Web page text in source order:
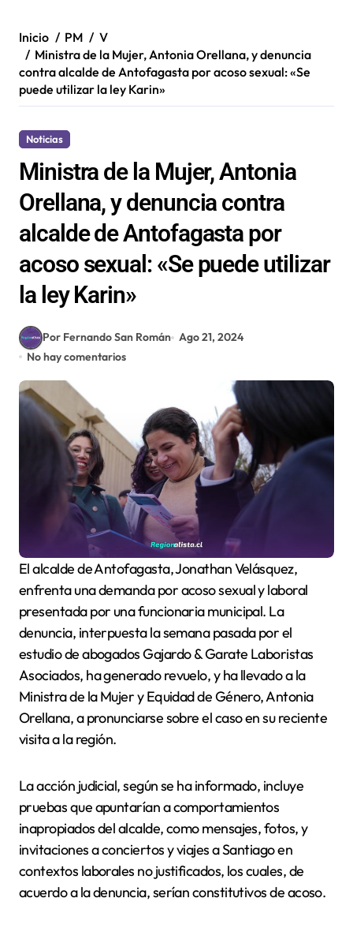
Inicio PM
V
Ministra de la Mujer, Antonia Orellana, y denuncia
contra alcalde de Antofagasta por acoso sexual: «Se
puede utilizar la ley Karin»
Noticias
Ministra de la Mujer, Antonia
Orellana, y denuncia contra
alcalde de Antofagasta por
acoso sexual: «Se puede utilizar
la ley Karin»
Por Fernando San Román Ago 21, 2024
No hay comentarios
El alcalde de Antofagasta, Jonathan Velásquez,
enfrenta una demanda por acoso sexual y laboral
presentada por una funcionaria municipal. La
denuncia, interpuesta la semana pasada por el
estudio de abogados Gajardo & Garate Laboristas
Asociados, ha generado revuelo, y ha llevado a la
Ministra de la Mujer y Equidad de Género, Antonia
Orellana, a pronunciarse sobre el caso en su reciente
visita a la región.
La acción judicial, según se ha informado, incluye
pruebas que apuntarían a comportamientos
inapropiados del alcalde, como mensajes, fotos, y
invitaciones a conciertos y viajes a Santiago en
contextos laborales no justificados, los cuales, de
acuerdo a la denuncia, serían constitutivos de acoso.